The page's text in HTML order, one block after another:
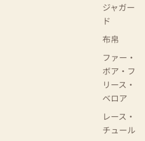
ジャガー
ド
布帛
ファー・
ボア・フ
リース・
ベロア
レース・
チュール